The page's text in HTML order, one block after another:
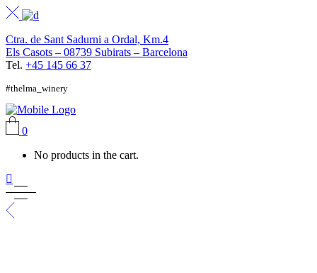
Ctra. de Sant Sadurni a Ordal, Km.4
Els Casots – 08739 Subirats – Barcelona
Tel. +45 145 66 37
#thelma_winery
0
No products in the cart.